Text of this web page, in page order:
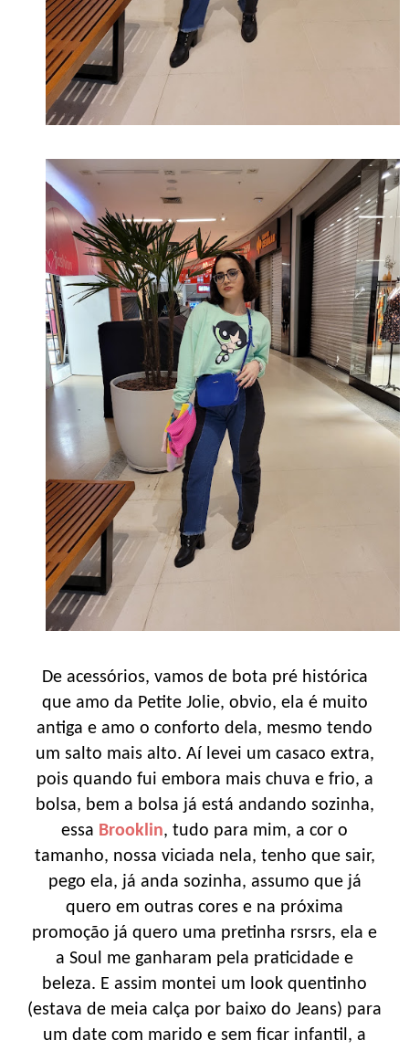
De acessórios, vamos de bota pré histórica
que amo da Petite Jolie, obvio, ela é muito
antiga e amo o conforto dela, mesmo tendo
um salto mais alto. Aí levei um casaco extra,
pois quando fui embora mais chuva e frio, a
bolsa, bem a bolsa já está andando sozinha,
essa Brooklin, tudo para mim, a cor o
tamanho, nossa viciada nela, tenho que sair,
pego ela, já anda sozinha, assumo que já
quero em outras cores e na próxima
promoção já quero uma pretinha rsrsrs, ela e
a Soul me ganharam pela praticidade e
beleza. E assim montei um look quentinho
(estava de meia calça por baixo do Jeans) para
um date com marido e sem ficar infantil, a